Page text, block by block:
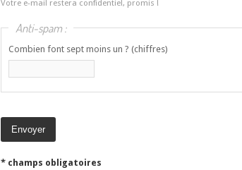
Votre e-mail restera confidentiel, promis !
Anti-spam :
Combien font sept moins un ? (chiffres)
* champs obligatoires